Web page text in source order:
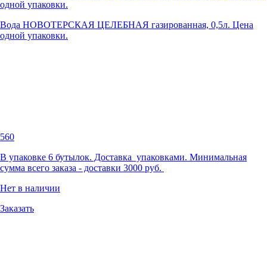
Вода НОВОТЕРСКАЯ ЦЕЛЕБНАЯ газированная, 0,5л. Цена
одной упаковки.
560
В упаковке 6 бутылок. Доставка упаковками. Минимальная
сумма всего заказа - доставки 3000 руб.
Нет в наличии
Заказать